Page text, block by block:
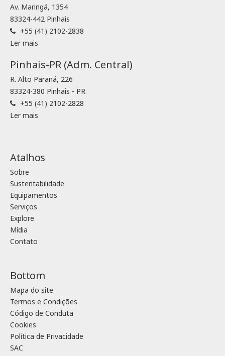
Av. Maringá, 1354
83324-442 Pinhais
+55 (41) 2102-2838
Ler mais
Pinhais-PR (Adm. Central)
R. Alto Paraná, 226
83324-380 Pinhais - PR
+55 (41) 2102-2828
Ler mais
Atalhos
Sobre
Sustentabilidade
Equipamentos
Serviços
Explore
Mídia
Contato
Bottom
Mapa do site
Termos e Condições
Código de Conduta
Cookies
Política de Privacidade
SAC